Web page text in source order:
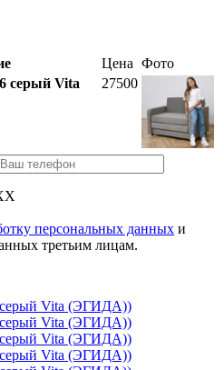
Цена Фото
серый Vita
27500
персональных данных и
третьим лицам.